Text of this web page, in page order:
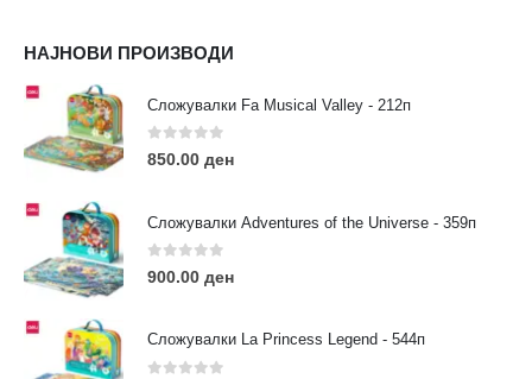
НАЈНОВИ ПРОИЗВОДИ
Сложувалки Fa Musical Valley - 212п
0out of 5
850.00 ден
Сложувалки Adventures of the Universe - 359п
0out of 5
900.00 ден
Сложувалки La Princess Legend - 544п
АДРЕСА:
ул. 3та Македонска Бригада бр.46
ТЕЛЕФОН:
0038977640534
contact@moehobi.mk
РАБОТНО ВРЕМЕ:
Пон - Саб / 09:00 - 21:00